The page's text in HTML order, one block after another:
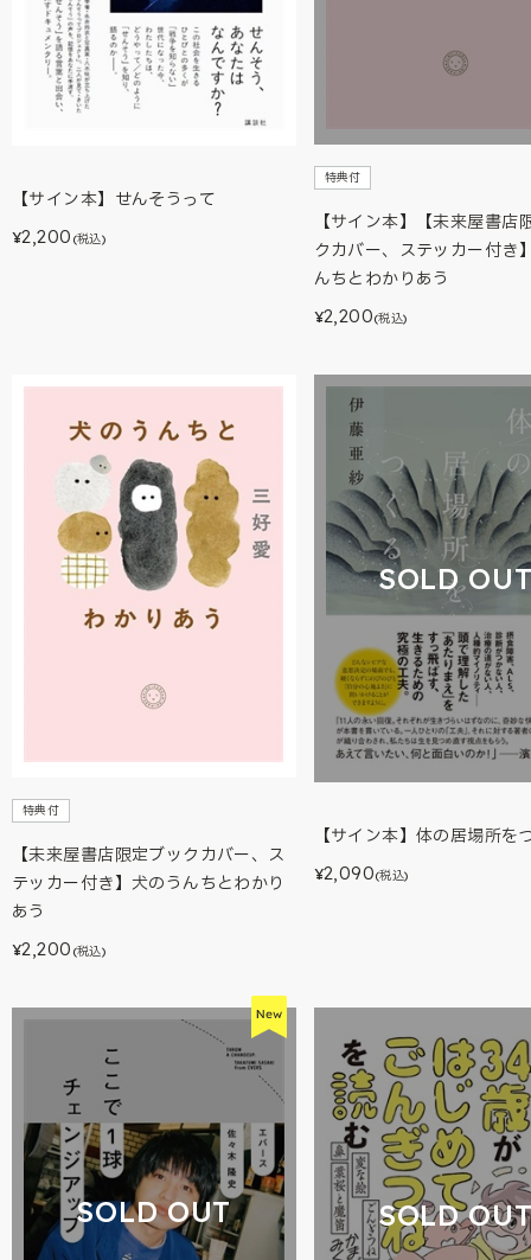
【サイン本】せんそうって
¥2,200 (税込)
特典付
【サイン本】【未来屋書店
クカバー、ステッカー付き
んちとわかりあう
¥2,200(税込)
特典付
【未来屋書店限定ブックカバー、ス
テッカー付き】犬のうんちとわかり
あう
¥2,200 (税込)
SOLD
【サイン本】体の居場所を
¥2,090(税込)
SOLD OUT SOLD